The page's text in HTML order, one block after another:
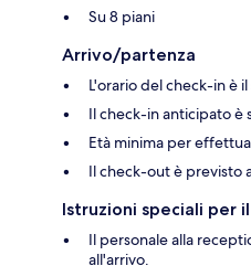
Su 8 piani
Arrivo/partenza
L'orario del check-in è
Il check-in anticipato
Età minima per
Il check-out è previsto
Istruzioni speciali per
Il personale alla
all'arrivo.